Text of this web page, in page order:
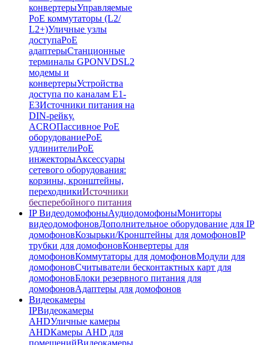
конвертерыУправляемые
PoE коммутаторы (L2/
L2+)Уличные узлы
доступаPoE
адаптерыСтанционные
терминалы GPONVDSL2
модемы и
конвертерыУстройства
доступа по каналам E1-
E3Источники питания на
DIN-рейку.
ACROПассивное PoE
оборудованиеPoE
удлинителиPoE
инжекторыАксессуары
сетевого оборудования:
корзины, кронштейны,
переходникиИсточники
бесперебойного питания
IP ВидеодомофоныАудиодомофоныМониторы
видеодомофоновДополнительное оборудование для IP
домофоновКозырьки/Кронштейны для домофоновIP
трубки для домофоновКонвертеры для
домофоновКоммутаторы для домофоновМодули для
домофоновСчитыватели бесконтактных карт для
домофоновБлоки резервного питания для
домофоновАдаптеры для домофонов
Видеокамеры
IPВидеокамеры
AHDУличные камеры
AHDКамеры AHD для
помещенийВидеокамеры